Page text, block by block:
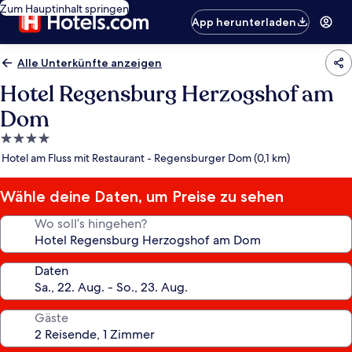
Zum Hauptinhalt springen
App herunterladen
Alle Unterkünfte anzeigen
Hotel Regensburg Herzogshof am
Dom
4.0-
Sterne-
Hotel am Fluss mit Restaurant - Regensburger Dom (0,1 km)
Wähle deine Daten, um Preise zu sehen
Wo soll’s hingehen?
Daten
Gäste